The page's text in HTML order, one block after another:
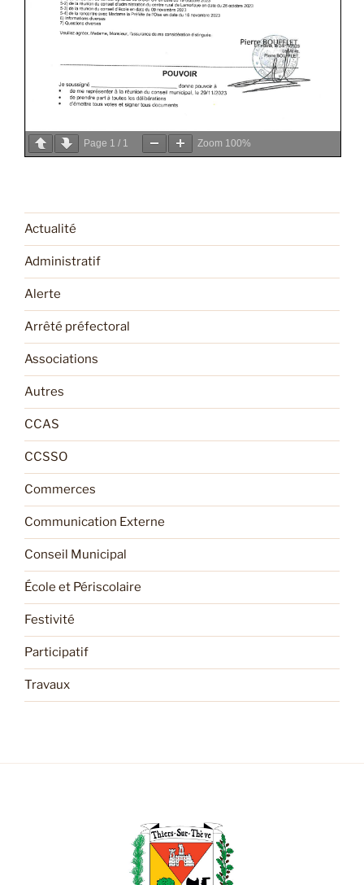
Page 1 / 1 Zoom 100%
Actualité
Administratif
Alerte
Arrêté préfectoral
Associations
Autres
CCAS
CCSSO
Commerces
Communication Externe
Conseil Municipal
École et Périscolaire
Festivité
Participatif
Travaux